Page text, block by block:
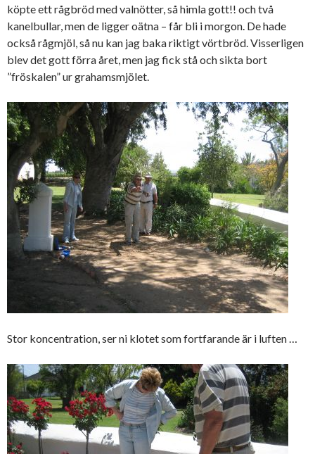
köpte ett rågbröd med valnötter, så himla gott!! och två
kanelbullar, men de ligger oätna – får bli i morgon. De hade
också rågmjöl, så nu kan jag baka riktigt vörtbröd. Visserligen
blev det gott förra året, men jag fick stå och sikta bort
”fröskalen” ur grahamsmjölet.
Stor koncentration, ser ni klotet som fortfarande är i luften …